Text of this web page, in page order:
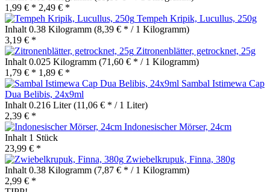
1,99 € * 2,49 € *
Tempeh Kripik, Lucullus, 250g
Inhalt 0.38 Kilogramm (8,39 € * / 1 Kilogramm)
3,19 € *
Zitronenblätter, getrocknet, 25g
Inhalt 0.025 Kilogramm (71,60 € * / 1 Kilogramm)
1,79 € * 1,89 € *
Sambal Istimewa Cap
Dua Belibis, 24x9ml
Inhalt 0.216 Liter(11,06 € * / 1 Liter)
2,39 € *
Indonesischer Mörser, 24cm
Inhalt 1 Stück
23,99 € *
Zwiebelkrupuk, Finna, 380g
Inhalt 0.38 Kilogramm (7,87 € * / 1 Kilogramm)
2,99 € *